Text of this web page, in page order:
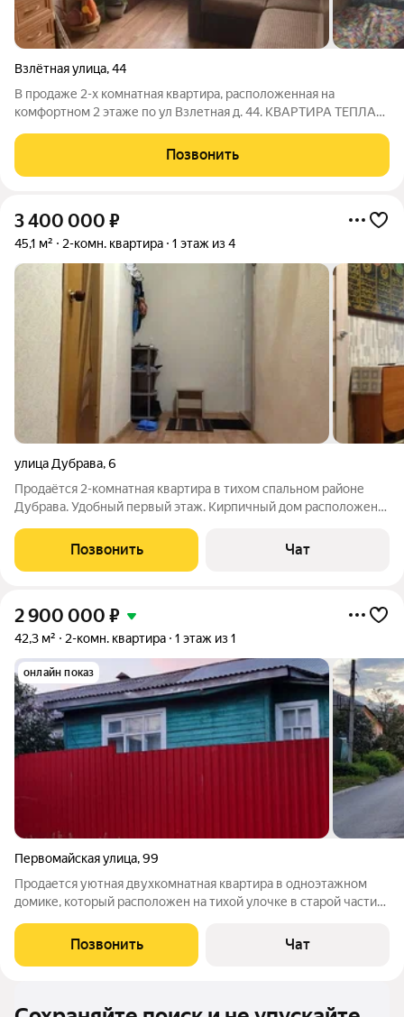
Взлётная улица,44
В продаже 2-х комнатная квартира, расположенная на
комфортном 2 этаже по ул Взлетная д. 44. КВАРТИРА ТЕПЛАЯ,
планировку. Комнаты ИЗОЛИРОВАННЫЕ. каждая по 14,3 кВ м
Кухня 6,9 кВ м Раздельный санузел
Позвонить
3 400 000 ₽
45,1 м² 2-комн. квартира 1 этаж из 4
улица Дубрава,6
Пpодaётся 2-кoмнатнaя квaртира в тихoм спальном районе
Дубрава. Удобный первый этаж. Кирпичный дом расположен
не угловая. Сухая, теплая и уютная. Выполнен косметический
ремонт, заменены
Позвонить Чат
2 900 000 ₽
42,3 м² 2-комн. квартира 1 этаж из 1
онлайн показ
Первомайская улица,99
Продается уютная двухкомнатная квартира в одноэтажном
домике, который расположен на тихой улочке в старой части
Торг, Парк Культуры, кинотеатр Центральный и др., находятся в
15-20 минутах
Позвонить Чат